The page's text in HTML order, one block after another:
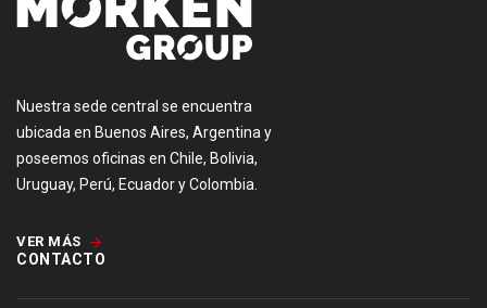
Nuestra sede central se encuentra
ubicada en Buenos Aires, Argentina y
poseemos oficinas en Chile, Bolivia,
Uruguay, Perú, Ecuador y Colombia.
VER MÁS
CONTACTO